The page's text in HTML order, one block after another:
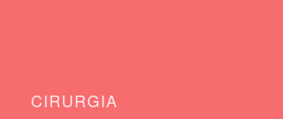
CIRURGIA